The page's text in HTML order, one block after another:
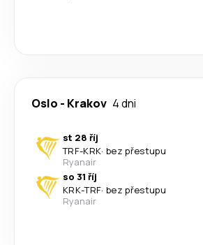
Oslo - Krakov 4 dni
st 28 říj
TRF-KRK· bez přestupu
Ryanair
so 31 říj
KRK-TRF· bez přestupu
Ryanair